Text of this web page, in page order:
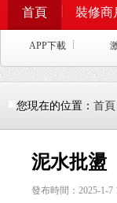
首頁 裝修商
APP下載
您現在的位置： 首頁
泥水批盪
發布時間：2025-1-